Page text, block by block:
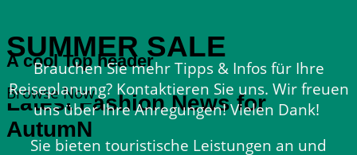
A cool Top header
Latest Fashion News for
AutumN
SUMMER SALE
Browse Now
Brauchen Sie mehr Tipps & Infos für Ihre
Reiseplanung? Kontaktieren Sie uns. Wir freuen
uns über Ihre Anregungen! Vielen Dank!
Sie bieten touristische Leistungen an und